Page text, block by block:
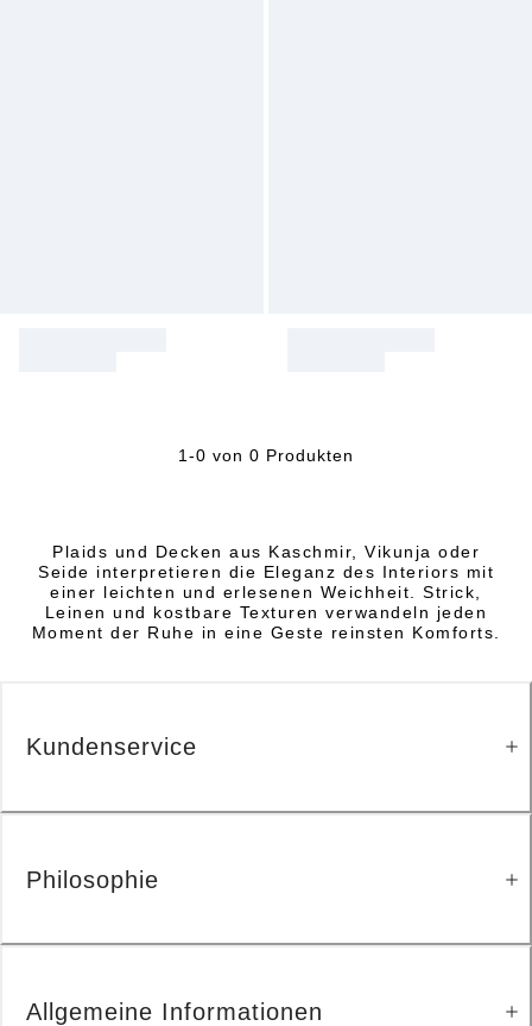
1-0 von 0 Produkten
Plaids und Decken aus Kaschmir, Vikunja oder
Seide interpretieren die Eleganz des Interiors mit
einer leichten und erlesenen Weichheit. Strick,
Leinen und kostbare Texturen verwandeln jeden
Moment der Ruhe in eine Geste reinsten Komforts.
Kundenservice
Philosophie
Allgemeine Informationen